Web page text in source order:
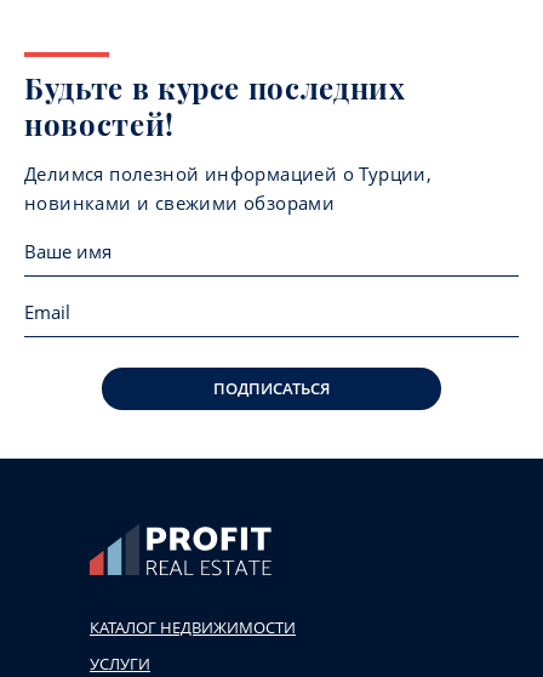
Будьте в курсе последних
новостей!
Делимся полезной информацией о Турции,
новинками и свежими обзорами
ПОДПИСАТЬСЯ
КАТАЛОГ НЕДВИЖИМОСТИ
УСЛУГИ